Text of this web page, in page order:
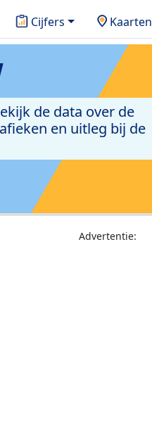
Cijfers Kaarten
de data over de
en uitleg bij de
Advertentie: